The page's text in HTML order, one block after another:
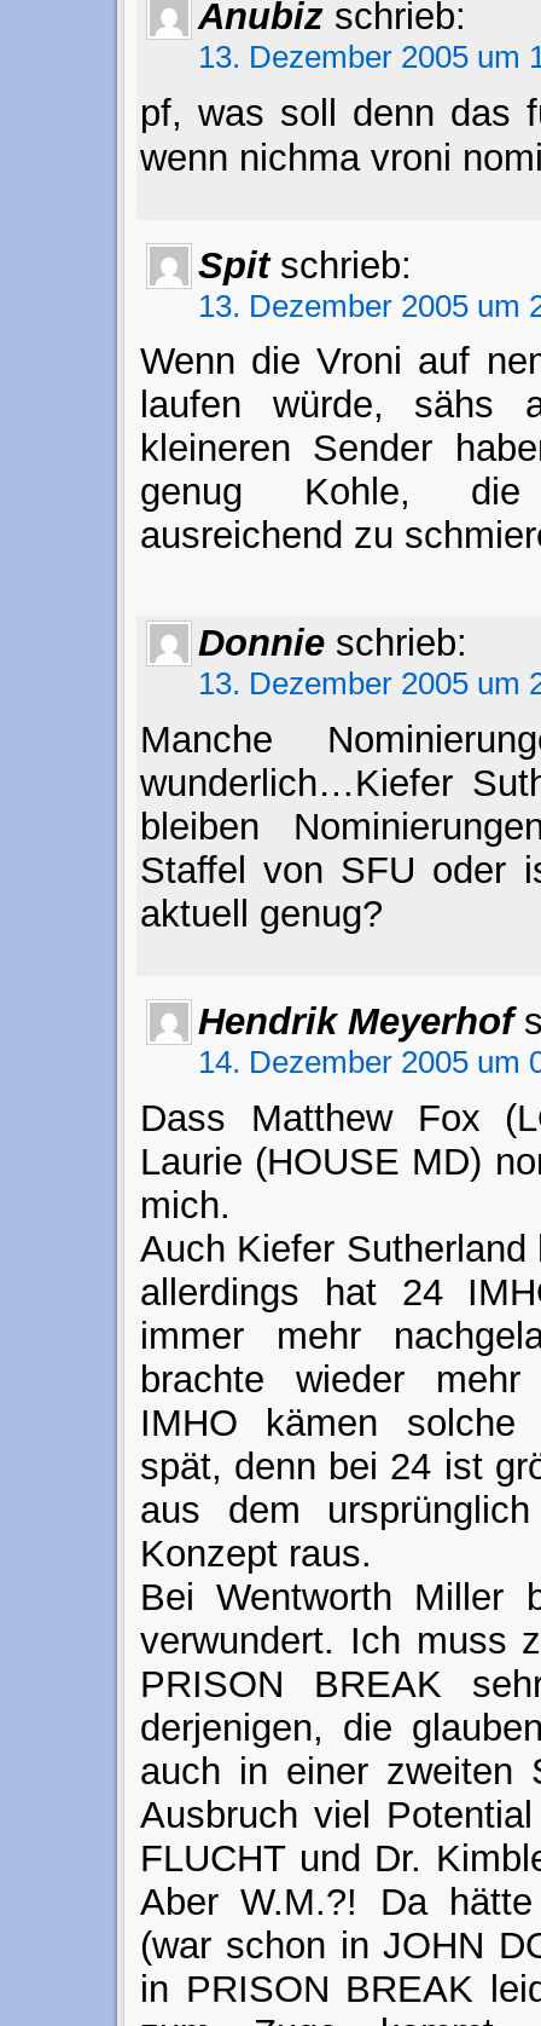
Anubiz schrieb:
13. Dezember 2005 um
pf, was soll denn das
wenn nichma vroni
Spit schrieb:
13. Dezember 2005 um
Wenn die Vroni auf
laufen würde, sähs
kleineren Sender
genug Kohle, die
ausreichend zu
Donnie schrieb:
13. Dezember 2005 um
Manche
wunderlich…Kiefer
bleiben
Staffel von SFU oder
aktuell genug?
Hendrik Meyerhof
14. Dezember 2005 um
Dass Matthew Fox
Laurie (HOUSE MD)
mich.
Auch Kiefer
allerdings hat 24
immer mehr
brachte wieder
IMHO kämen
spät, denn bei 24 ist
aus dem
Konzept raus.
Bei Wentworth Miller
verwundert. Ich muss
PRISON BREAK
derjenigen, die
auch in einer zweiten
Ausbruch viel
FLUCHT und Dr.
Aber W.M.?! Da
(war schon in JOHN
in PRISON BREAK